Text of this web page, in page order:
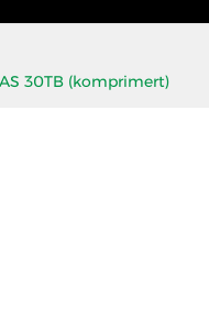
30TB (komprimert)